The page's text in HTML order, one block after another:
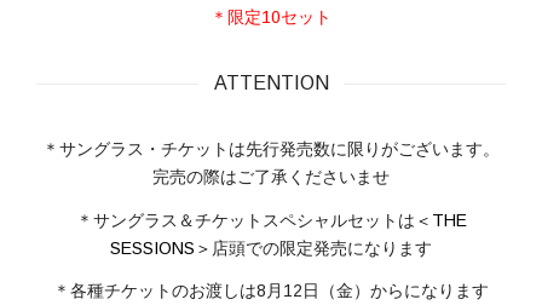
＊限定10セット
ATTENTION
＊サングラス・チケットは先行発売数に限りがございます。
完売の際はご了承くださいませ
＊サングラス＆チケットスペシャルセットは ＜THE
SESSIONS ＞ 店頭での限定発売になります
＊各種チケットのお渡しは8月12日（金）からになります